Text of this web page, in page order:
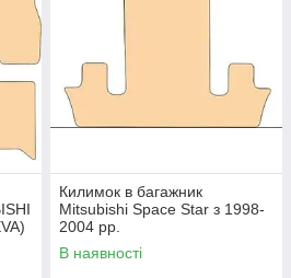
Килимок в багажник
Mitsubishi Space Star з 1998-
2004 рр.
В наявності